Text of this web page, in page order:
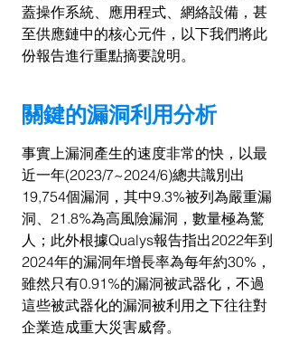
蓋操作系統、應用程式、網絡設備，甚
至供應鏈中的核心元件，以下我們將此
份報告進行重點摘要說明。
關鍵的漏洞利用分析
事實上漏洞產生的速度非常的快，以最
近一年(2023/7~2024/6)總共識別出
19,754個漏洞，其中9.3%被列為嚴重漏
洞、21.8%為高風險漏洞，數量極為驚
人；此外根據Qualys報告指出2022年到
2024年的漏洞年增長率為每年約30%，
雖然只有0.91%的漏洞被武器化，不過
這些被武器化的漏洞被利用之下往往對
企業造成重大災害威脅。